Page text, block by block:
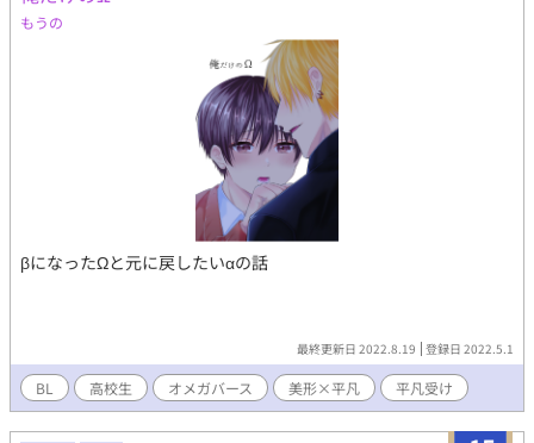
もうの
βになったΩと元に戻したいαの話
最終更新日 2022.8.19 登録日 2022.5.1
BL 高校生 オメガバース 美形×平凡 平凡受け